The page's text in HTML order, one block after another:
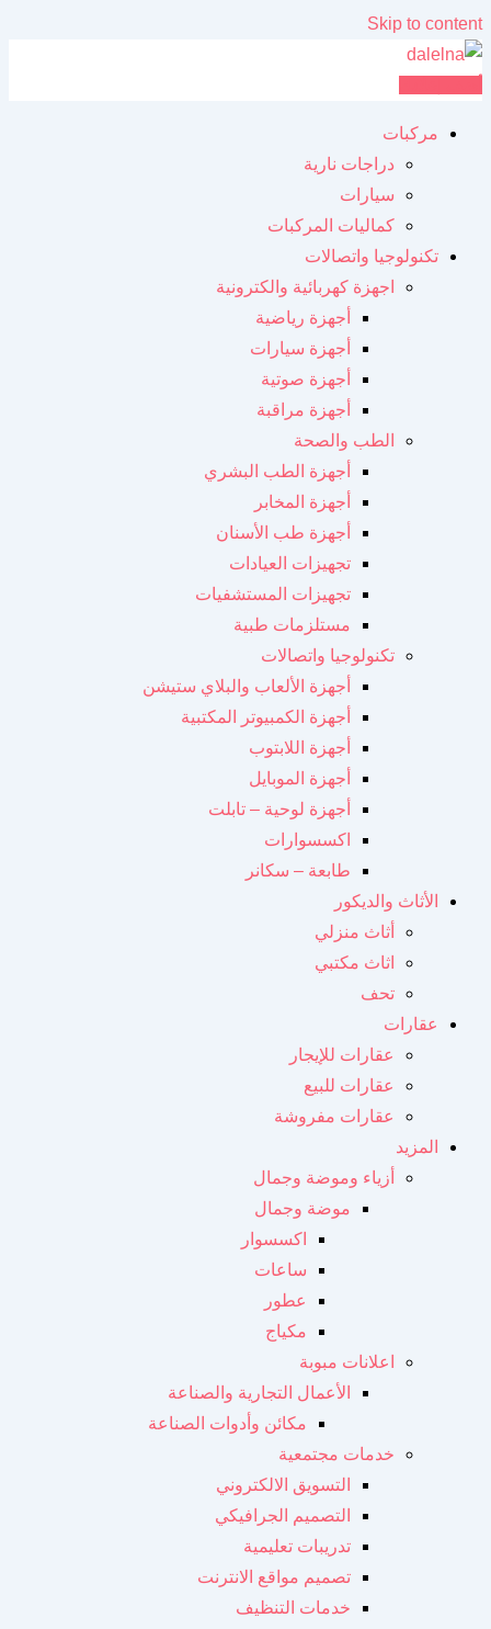
Skip to content
مركبات
دراجات نارية
سيارات
كماليات المركبات
تكنولوجيا واتصالات
اجهزة كهربائية والكترونية
أجهزة رياضية
أجهزة سيارات
أجهزة صوتية
أجهزة مراقبة
الطب والصحة
أجهزة الطب البشري
أجهزة المخابر
أجهزة طب الأسنان
تجهيزات العيادات
تجهيزات المستشفيات
مستلزمات طبية
تكنولوجيا واتصالات
أجهزة الألعاب والبلاي ستيشن
أجهزة الكمبيوتر المكتبية
أجهزة اللابتوب
أجهزة الموبايل
أجهزة لوحية – تابلت
اكسسوارات
طابعة – سكانر
الأثاث والديكور
أثاث منزلي
اثاث مكتبي
تحف
عقارات
عقارات للإيجار
عقارات للبيع
عقارات مفروشة
المزيد
أزياء وموضة وجمال
موضة وجمال
اكسسوار
ساعات
عطور
مكياج
اعلانات مبوبة
الأعمال التجارية والصناعة
مكائن ​​وأدوات الصناعة
خدمات مجتمعية
التسويق الالكتروني
التصميم الجرافيكي
تدريبات تعليمية
تصميم مواقع الانترنت
خدمات التنظيف